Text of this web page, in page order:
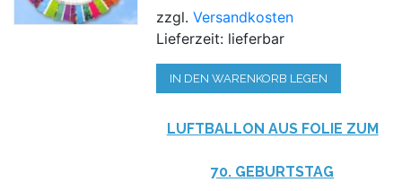
zzgl.Versandkosten
Lieferzeit: lieferbar
IN DEN WARENKORB LEGEN
LUFTBALLON AUS FOLIE ZUM
70. GEBURTSTAG